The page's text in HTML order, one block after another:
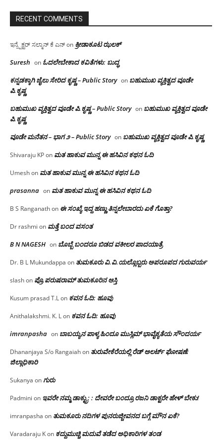
RECENT COMMENTS
ಇನ್ಸ್ಪೆಕ್ಟರ್ ಸಲ್ಮಾನ್ ಕೆ ಎನ್on ಕ್ರೀಡಾಕೂಟ ಝಲಕ್
Suresh on ಓದಲೇಬೇಕಾದ‌ ಕವಿತೆಗಳು: ಬುದ್ಧ
ಕನ್ನಡಕ್ಕಾಗಿ ಜೈಲು ಸೇರಿದ ಕೃಷ್ಣ – Public Story on ಬಹುಮುಖ ವ್ಯಕ್ತಿತ್ವದ ವೂಡೇ
ಪಿ.ಕೃಷ್ಣ
ಬಹುಮುಖ ವ್ಯಕ್ತಿತ್ವದ ವೂಡೇ ಪಿ.ಕೃಷ್ಣ – Public Story on ಬಹುಮುಖ ವ್ಯಕ್ತಿತ್ವದ ವೂಡೇ
ಪಿ.ಕೃಷ್ಣ
ವೂಡೇ ಮನೆತನ – ಭಾಗ ೨ – Public Story on ಬಹುಮುಖ ವ್ಯಕ್ತಿತ್ವದ ವೂಡೇ ಪಿ.ಕೃಷ್ಣ
Shivaraju KPon ಮತ ಹಾಕುವ ಮುನ್ನ ಈ ಹಸಿವಿನ ಕಥನ ಓದಿ
Umeshon ಮತ ಹಾಕುವ ಮುನ್ನ ಈ ಹಸಿವಿನ ಕಥನ ಓದಿ
prasanna on ಮತ ಹಾಕುವ ಮುನ್ನ ಈ ಹಸಿವಿನ ಕಥನ ಓದಿ
B S Ranganathon ಈ ಸಂಖ್ಯೆ ಇದ್ದ ಹಣ್ಣು ತಿನ್ನಲೇಬಾರದು ಏಕೆ ಗೊತ್ತಾ?
Dr rashmi on ಮತ್ತೆ ಬಂದ ವಸಂತ
B N NAGESH on ಬೊಬ್ಬೆ ಬಂದರೂ ಬಿಡದ ವಕೀಲರ ಪಾದಯಾತ್ರೆ
Dr. B L Mukundappa on ತುಮಕೂರು‌ ವಿ.ವಿ.ಯಲ್ಲೊಬ್ಬರು ಅಪರೂಪದ ಗುರುವರ್ಯ
slashon ಪ್ರೊ.ಪರುಷರಾಮ್ ತುಮಕೂರಿನ ಆಸ್ತಿ
Kusum prasad T.Lon ಕವನ ಓದಿ: ಹೂವು
Anithalakshmi. K. Lon ಕವನ ಓದಿ: ಹೂವು
imranpasha on ಬಾಬಯ್ಯನ ಪಾಳ್ಯ ಹಿಂದೂ ಮುಸ್ಲಿಮ್ ಭಾವೈಕ್ಯತೆಯ ಸೌಂದರ್ಯ
Dhananjaya S/o Rangaiahon ತುರುವೇಕೆರೆಯಲ್ಲಿ ರೆಡ್ ಅಲರ್ಟ್ ಘೋಷಣೆ:
ಜಿಲ್ಲಾಧಿಕಾರಿ
Sukanya onಗುರು
Padmini on ಇವರೇ ನಮ್ಮ ಡಾಕ್ಟ್ರು; : ದೇವರೇ ಬಂದ್ರೂ ರಜನಿ ಡಾಕ್ಟರೇ ಹೇಳ್ ಬೇಕು!
imranpasha on ತುಮಕೂರು ನದಿಗಳ ಪುನರುಜ್ಜೀವನದ ಬಗ್ಗೆ ಮೌನ ಏಕೆ?
Varadaraju Kon ಕದ್ದುಮುಚ್ಚಿ ಮದುವೆ ತಡೆದ ಅಧಿಕಾರಿಗಳ ತಂಡ